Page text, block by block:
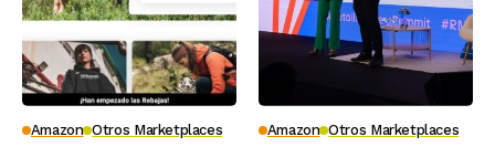
Amazon Otros Marketplaces Amazon Otros Marketplaces